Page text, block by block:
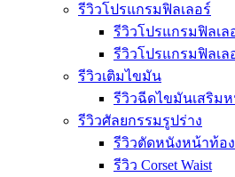
รีวิวโปรแกรมฟิลเลอร์
รีวิวโปรแกรมฟิลเล
รีวิวโปรแกรมฟิลเล
รีวิวเติมไขมัน
รีวิวฉีดไขมันเสริม
รีวิวศัลยกรรมรูปร่าง
รีวิวตัดหนังหน้าท้อง
รีวิว Corset Waist